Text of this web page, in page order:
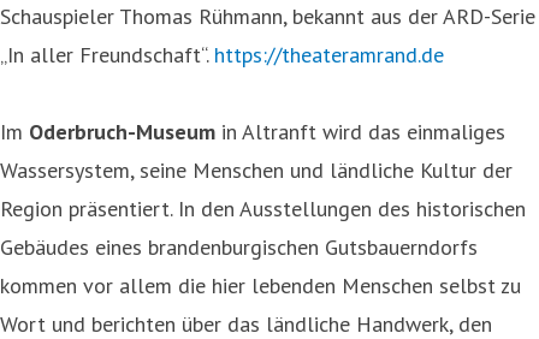
Schauspieler Thomas Rühmann, bekannt aus der ARD-Serie
„In aller Freundschaft“. https://theateramrand.de
Im Oderbruch-Museum in Altranft wird das einmaliges
Wassersystem, seine Menschen und ländliche Kultur der
Region präsentiert. In den Ausstellungen des historischen
Gebäudes eines brandenburgischen Gutsbauerndorfs
kommen vor allem die hier lebenden Menschen selbst zu
Wort und berichten über das ländliche Handwerk, den